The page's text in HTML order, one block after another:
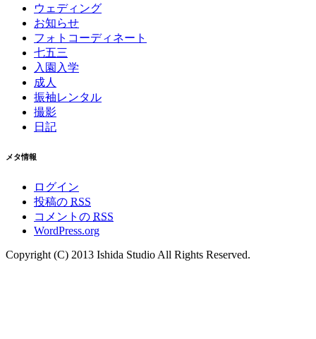
ウェディング
お知らせ
フォトコーディネート
七五三
入園入学
成人
振袖レンタル
撮影
日記
メタ情報
ログイン
投稿の RSS
コメントの RSS
WordPress.org
Copyright (C) 2013 Ishida Studio All Rights Reserved.